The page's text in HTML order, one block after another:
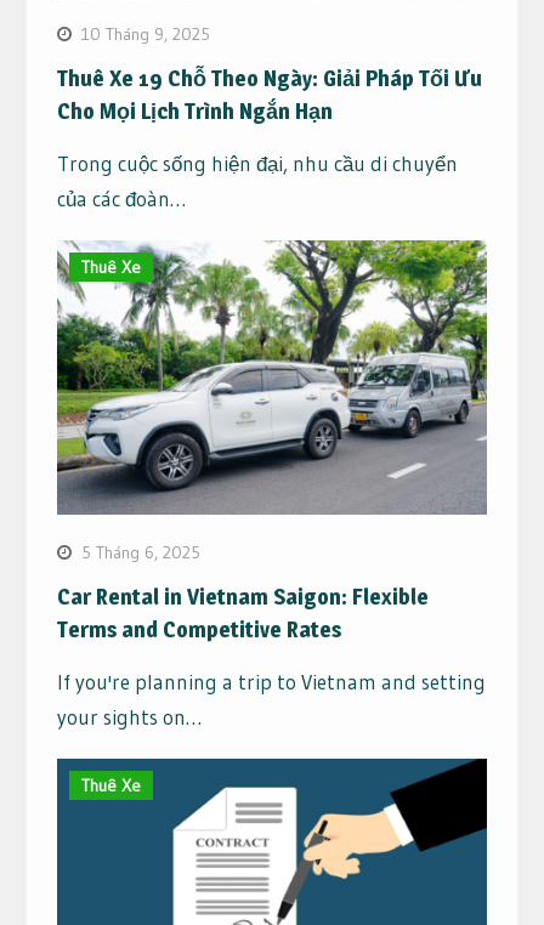
10 Tháng 9, 2025
Thuê Xe 19 Chỗ Theo Ngày: Giải Pháp Tối Ưu
Cho Mọi Lịch Trình Ngắn Hạn
Trong cuộc sống hiện đại, nhu cầu di chuyển
của các đoàn…
Thuê Xe
5 Tháng 6, 2025
Car Rental in Vietnam Saigon: Flexible
Terms and Competitive Rates
If you're planning a trip to Vietnam and setting
your sights on…
Thuê Xe